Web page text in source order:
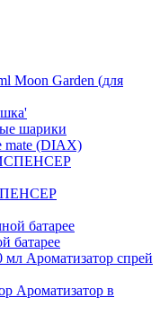
Moon Garden (для
шарики
mate (DIAX)
батарее
Ароматизатор спрей
Ароматизатор в